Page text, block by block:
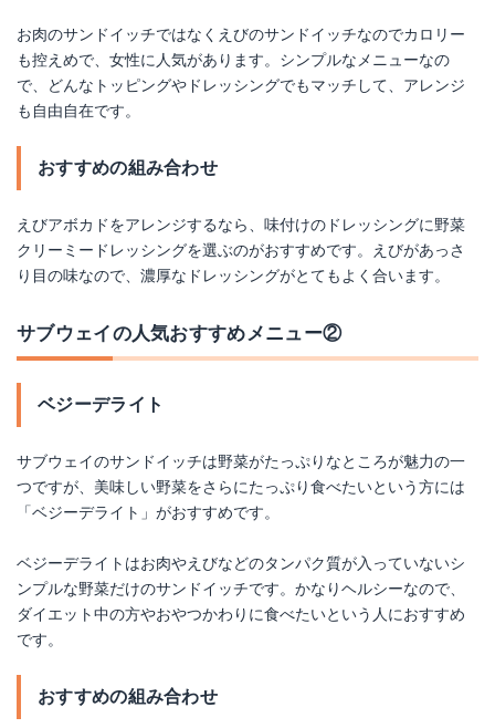
お肉のサンドイッチではなくえびのサンドイッチなのでカロリー
も控えめで、女性に人気があります。シンプルなメニューなの
で、どんなトッピングやドレッシングでもマッチして、アレンジ
も自由自在です。
おすすめの組み合わせ
えびアボカドをアレンジするなら、味付けのドレッシングに野菜
クリーミードレッシングを選ぶのがおすすめです。えびがあっさ
り目の味なので、濃厚なドレッシングがとてもよく合います。
サブウェイの人気おすすめメニュー②
ベジーデライト
サブウェイのサンドイッチは野菜がたっぷりなところが魅力の一
つですが、美味しい野菜をさらにたっぷり食べたいという方には
「ベジーデライト」がおすすめです。
ベジーデライトはお肉やえびなどのタンパク質が入っていないシ
ンプルな野菜だけのサンドイッチです。かなりヘルシーなので、
ダイエット中の方やおやつかわりに食べたいという人におすすめ
です。
おすすめの組み合わせ